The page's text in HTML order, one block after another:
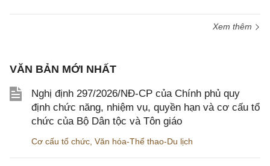
Xem thêm
VĂN BẢN MỚI NHẤT
Nghị định 297/2026/NĐ-CP của Chính phủ quy
định chức năng, nhiệm vụ, quyền hạn và cơ cấu tổ
chức của Bộ Dân tộc và Tôn giáo
Cơ cấu tổ chức Văn hóa-Thể thao-Du lịch